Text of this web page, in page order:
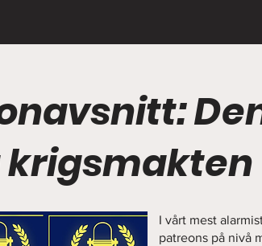
krigsmakten
I vårt mest
patreons på nivå